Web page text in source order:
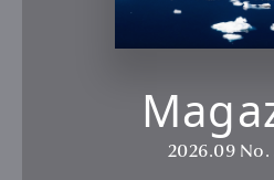
2026.09 No.